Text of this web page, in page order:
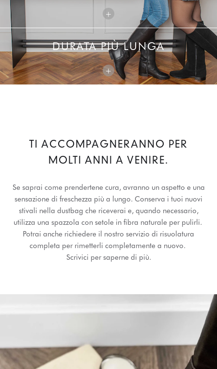
+
DURATA PIÙ LUNGA
+
TI ACCOMPAGNERANNO PER
MOLTI ANNI A VENIRE.
Se saprai come prendertene cura, avranno un aspetto e una
sensazione di freschezza più a lungo. Conserva i tuoi nuovi
stivali nella dustbag che riceverai e, quando necessario,
utilizza una spazzola con setole in fibra naturale per pulirli.
Potrai anche richiedere il nostro servizio di risuolatura
completa per rimetterli completamente a nuovo.
Scrivici per saperne di più.